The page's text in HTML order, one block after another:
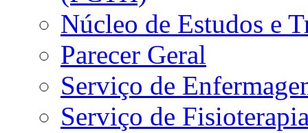
Núcleo de Estudos e
Parecer Geral
Serviço de
Serviço de